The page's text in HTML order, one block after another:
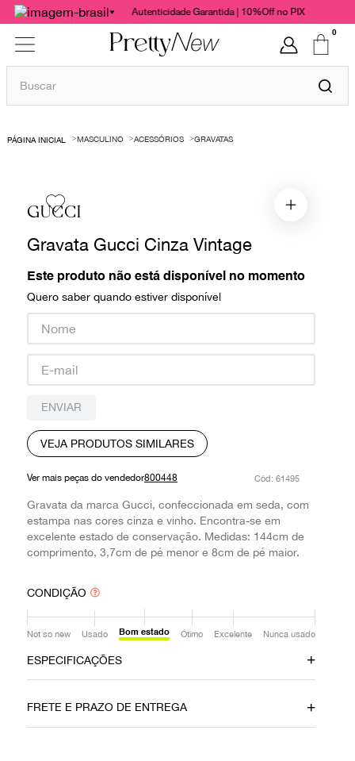
Autenticidade Garantida | 10%Off no PIX
0
Buscar
MASCULINO ACESSÓRIOS GRAVATAS
GUCCI
Gravata Gucci Cinza Vintage
Este produto não está disponível no momento
Quero saber quando estiver disponível
ENVIAR
VEJA PRODUTOS SIMILARES
Ver mais peças do vendedor800448 : 61495
Gravata da marca Gucci, confeccionada em seda, com
estampa nas cores cinza e vinho. Encontra-se em
excelente estado de conservação. Medidas: 144cm de
comprimento, 3,7cm de pé menor e 8cm de pé maior.
CONDIÇÃO
Not so new Usado Bom estado Ótimo Excelente Nunca usado
ESPECIFICAÇÕES
Tecido Cinza
FRETE E PRAZO DE ENTREGA
1º
bolsas
chanel
valentino
paula raia
burberry
louis vuitton